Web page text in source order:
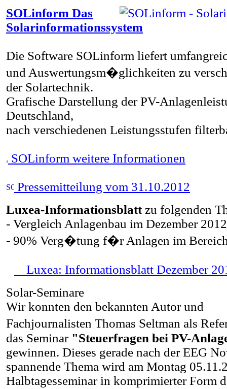
SOLinform Das
Solarinformationssystem
Die Software SOLinform liefert
und Auswertungsm�glichkeiten zu
der Solartechnik.
Grafische Darstellung der PV-
Deutschland,
nach verschiedenen Leistungsstufen
SOLinform weitere Informationen
Pressemitteilung vom 31.10.2012
Luxea-Informationsblattzu folgenden
- Vergleich Anlagenbau im Dezember
- 90% Verg�tung f�r Anlagen im
Luxea: Informationsblatt Dezember
Solar-Seminare
Wir konnten den bekannten Autor und
Fachjournalisten Thomas Seltman als
das Seminar "Steuerfragen bei PV-
gewinnen. Dieses gerade nach der EEG
spannende Thema wird am Montag
Halbtagesseminar in komprimierter Form